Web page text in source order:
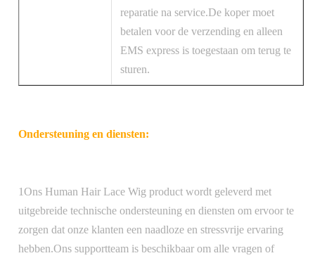
reparatie na service.De koper moet
betalen voor de verzending en alleen
EMS express is toegestaan om terug te
sturen.
Ondersteuning en diensten:
1Ons Human Hair Lace Wig product wordt geleverd met
uitgebreide technische ondersteuning en diensten om ervoor te
zorgen dat onze klanten een naadloze en stressvrije ervaring
hebben.Ons supportteam is beschikbaar om alle vragen of